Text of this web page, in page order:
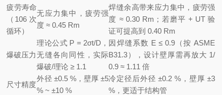
疲劳寿命
（106 次
循环）
无应力集中，疲劳强
度 ≈ 0.45 Rm
焊缝余高带来应力集中，疲劳强
度 ≈ 0.30 Rm；若磨平 + UT 验
证可提高到 0.40 Rm
爆破压力
理论公式 P = 2σt/D，
无缝各向同性，实际
爆破/理论 ≥ 1.1
因焊缝系数 E ≤ 0.9（按 ASME
B31.3），设计壁厚需再放大 1/
0.9 ≈ 1.11 倍
尺寸精度
外径 ±0.5 %，壁厚 ±5
% ~ ±10 %
冷定径后外径 ±0.2 %，壁厚 ±3
%，更适于结构管